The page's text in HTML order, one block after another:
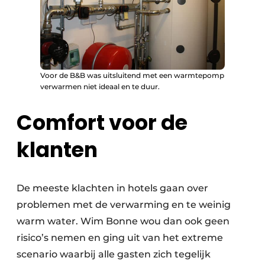
Voor de B&B was uitsluitend met een warmtepomp
verwarmen niet ideaal en te duur.
Comfort voor de
klanten
De meeste klachten in hotels gaan over
problemen met de verwarming en te weinig
warm water. Wim Bonne wou dan ook geen
risico’s nemen en ging uit van het extreme
scenario waarbij alle gasten zich tegelijk